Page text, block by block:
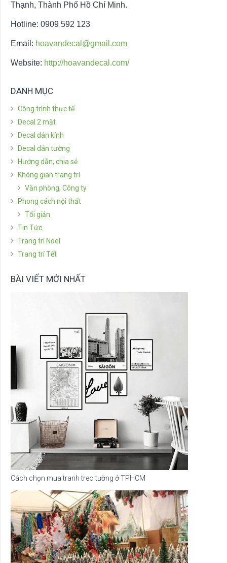
Thạnh, Thành Phố Hồ Chí Minh.
Hotline: 0909 592 123
Email: hoavandecal@gmail.com
Website: http://hoavandecal.com/
DANH MỤC
Công trình thực tế
Decal 2 mặt
Decal dán kính
Decal dán tường
Hướng dẫn, chia sẻ
Không gian trang trí
Văn phòng, Công ty
Phong cách nội thất
Tối giản
Tin Tức
Trang trí Noel
Trang trí Tết
BÀI VIẾT MỚI NHẤT
Cách chọn mua tranh treo tường ở TPHCM